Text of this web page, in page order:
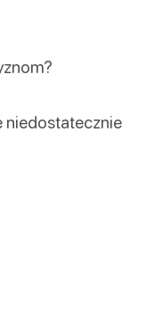
niedostatecznie